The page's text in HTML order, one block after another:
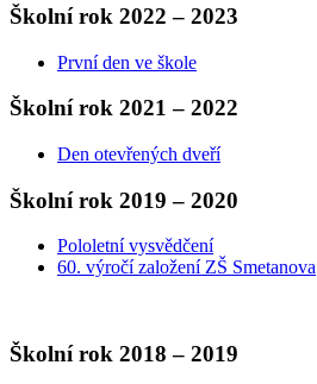
Školní rok 2022 – 2023
První den ve škole
Školní rok 2021 – 2022
Den otevřených dveří
Školní rok 2019 – 2020
Pololetní vysvědčení
60. výročí založení ZŠ Smetanova
Školní rok 2018 – 2019